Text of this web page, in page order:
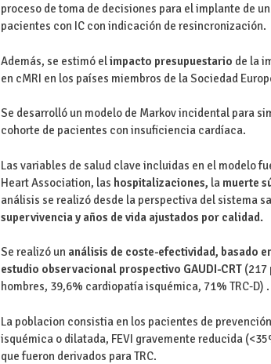
proceso de toma de decisiones para el implante de
pacientes con IC con indicación de resincronización.
Además, se estimó elimpacto presupuestario de la
en cMRI en los países miembros de la Sociedad
Se desarrolló un modelo de Markov incidental para
cohorte de pacientes con insuficiencia cardíaca.
Las variables de salud clave incluidas en el modelo
Heart Association, las hospitalizaciones, la muerte
análisis se realizó desde la perspectiva del sistema
supervivencia y años de vida ajustados por calidad.
Se realizó un análisis de coste-efectividad, basado
estudio observacional prospectivo GAUDI-CRT (217
hombres, 39,6% cardiopatía isquémica, 71% TRC-D) .
La poblacion consistia en los pacientes de
isquémica o dilatada, FEVI gravemente reducida
que fueron derivados para TRC.